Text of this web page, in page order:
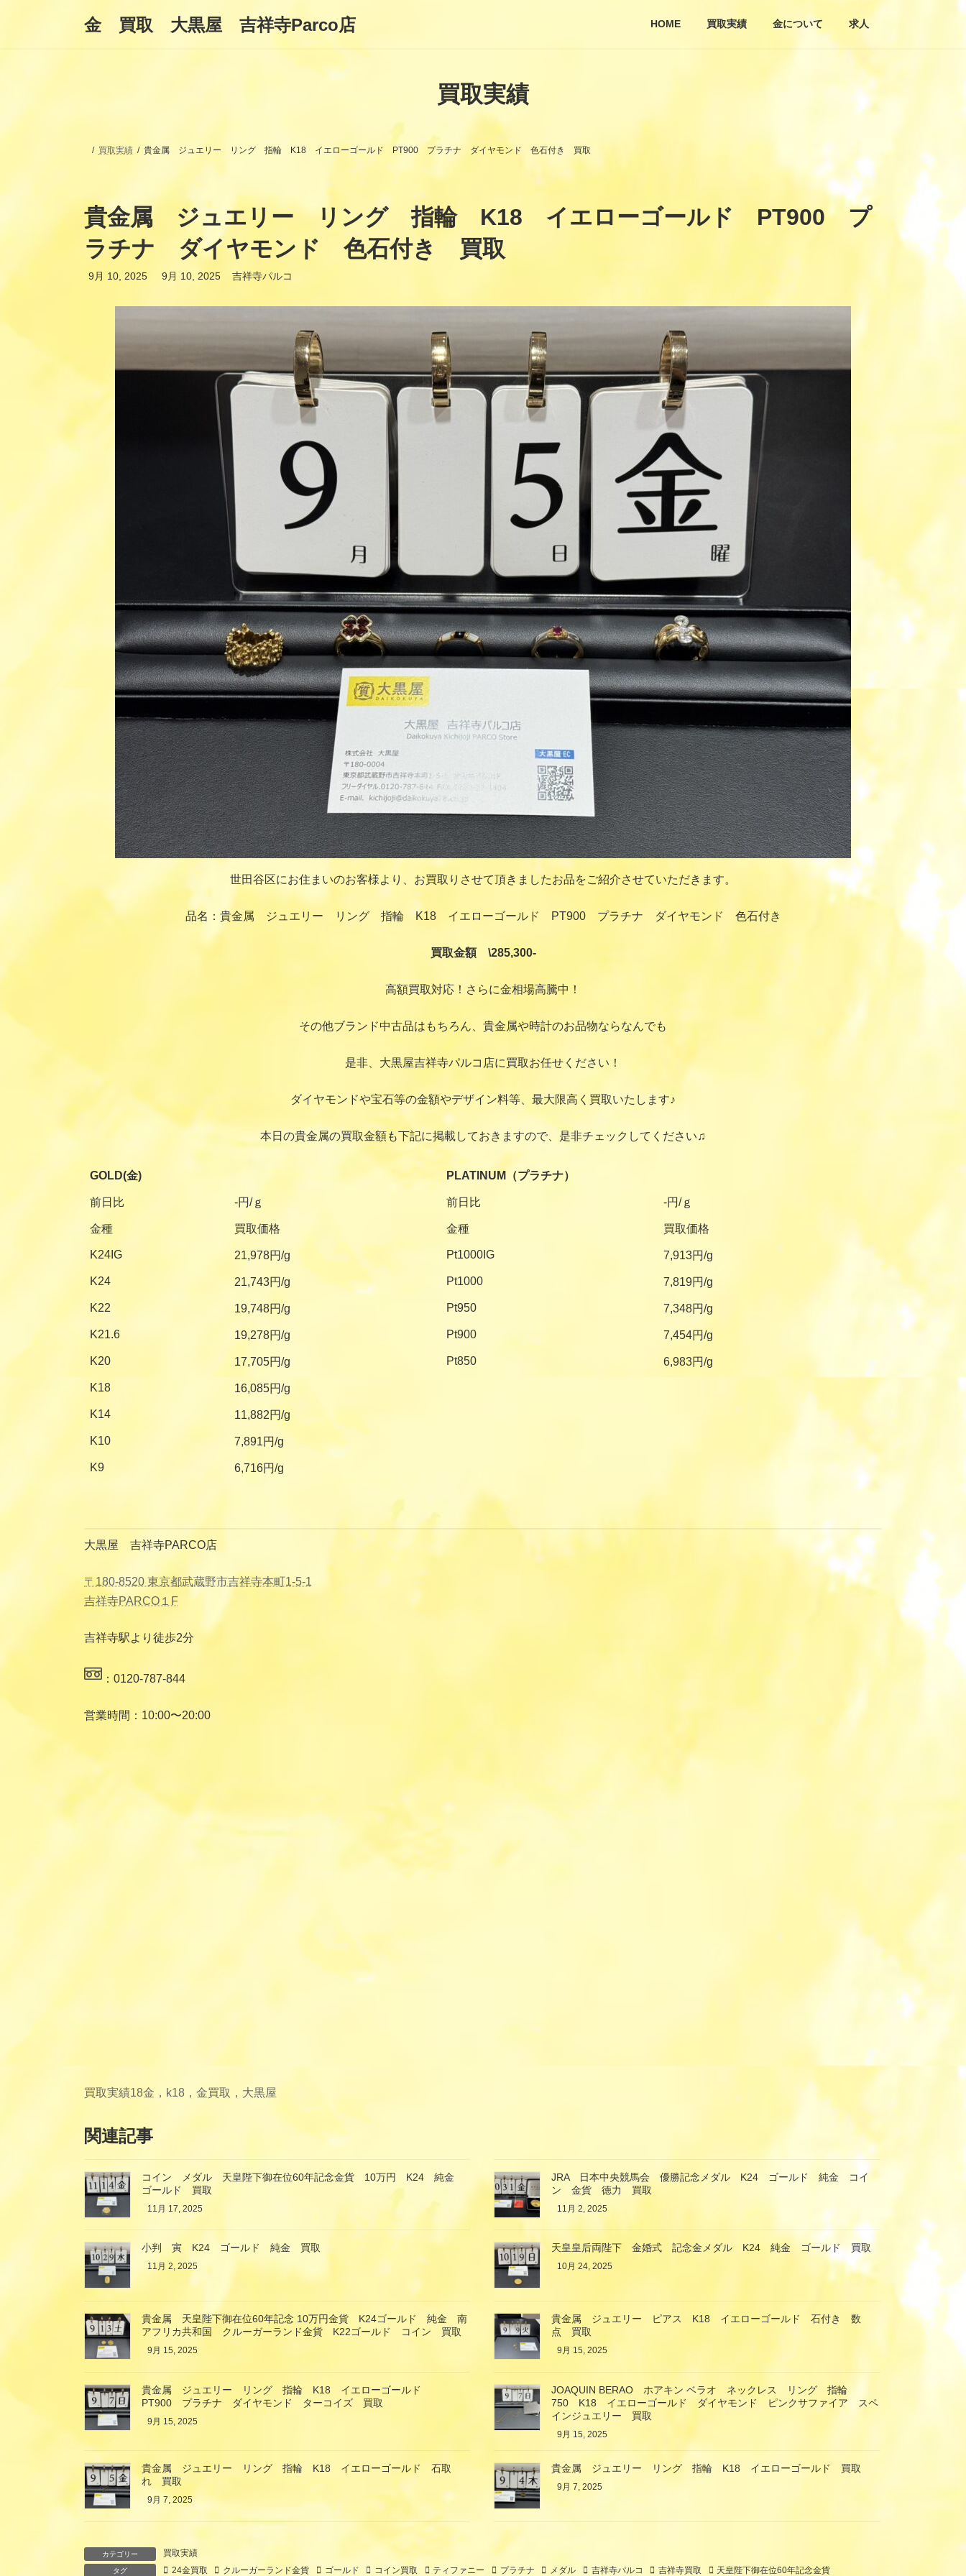
金 買取 大黒屋 吉祥寺Parco店 HOME 買取実績 金について 求人
買取実績
買取実績 貴金属 ジュエリー リング 指輪 K18 イエローゴールド PT900 プラチナ ダイヤモンド 色石付き 買取
貴金属 ジュエリー リング 指輪 K18 イエローゴールド PT900 プ
ラチナ ダイヤモンド 色石付き 買取
9月 10, 2025
最
9月 10, 2025 吉祥寺パルコ
世田谷区にお住まいのお客様より、お買取りさせて頂きましたお品をご紹介させていただきます。
品名：貴金属 ジュエリー リング 指輪 K18 イエローゴールド PT900 プラチナ ダイヤモンド 色石付き
買取金額 \285,300-
高額買取対応！さらに金相場高騰中！
その他ブランド中古品はもちろん、貴金属や時計のお品物ならなんでも
是非、大黒屋吉祥寺パルコ店に買取お任せください！
ダイヤモンドや宝石等の金額やデザイン料等、最大限高く買取いたします♪
本日の貴金属の買取金額も下記に掲載しておきますので、是非チェックしてください♫
GOLD(金) PLATINUM（プラチナ）
前日比 -円/ｇ 前日比 -円/ｇ
金種 買取価格 金種 買取価格
K24IG 21,978円/g Pt1000IG 7,913円/g
K24 21,743円/g Pt1000 7,819円/g
K22 19,748円/g Pt950 7,348円/g
K21.6 19,278円/g Pt900 7,454円/g
K20 17,705円/g Pt850 6,983円/g
K18 16,085円/g
K14 11,882円/g
K10 7,891円/g
K9 6,716円/g
大黒屋 吉祥寺PARCO店
〒180-8520 東京都武蔵野市吉祥寺本町1-5-1
吉祥寺PARCO１F
吉祥寺駅より徒歩2分
：0120-787-844
営業時間：10:00〜20:00
買取実績18金，k18，金買取，大黒屋
関連記事
コイン メダル 天皇陛下御在位60年記念金貨 10万円 K24 純金
ゴールド 買取
11月 17, 2025
JRA 日本中央競馬会 優勝記念メダル K24 ゴールド 純金 コイ
ン 金貨 徳力 買取
11月 2, 2025
小判 寅 K24 ゴールド 純金 買取
11月 2, 2025
天皇皇后両陛下 金婚式 記念金メダル K24 純金 ゴールド 買取
10月 24, 2025
貴金属 天皇陛下御在位60年記念 10万円金貨 K24ゴールド 純金 南
アフリカ共和国 クルーガーランド金貨 K22ゴールド コイン 買取
9月 15, 2025
貴金属 ジュエリー ピアス K18 イエローゴールド 石付き 数
点 買取
9月 15, 2025
貴金属 ジュエリー リング 指輪 K18 イエローゴールド
PT900 プラチナ ダイヤモンド ターコイズ 買取
9月 15, 2025
JOAQUIN BERAO ホアキン ベラオ ネックレス リング 指輪
750 K18 イエローゴールド ダイヤモンド ピンクサファイア スペ
インジュエリー 買取
9月 15, 2025
貴金属 ジュエリー リング 指輪 K18 イエローゴールド 石取
れ 買取
9月 7, 2025
貴金属 ジュエリー リング 指輪 K18 イエローゴールド 買取
9月 7, 2025
カテゴリー 買取実績
タグ 24金買取 クルーガーランド金貨 ゴールド コイン買取 ティファニー プラチナ メダル 吉祥寺パルコ 吉祥寺買取 天皇陛下御在位60年記念金貨